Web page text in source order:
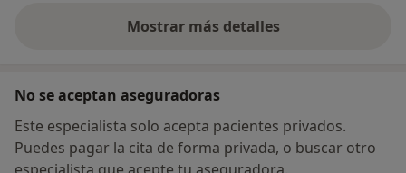
Mostrar más detalles
sobre la dirección
No se aceptan aseguradoras
Este especialista solo acepta pacientes privados.
Puedes pagar la cita de forma privada, o buscar otro